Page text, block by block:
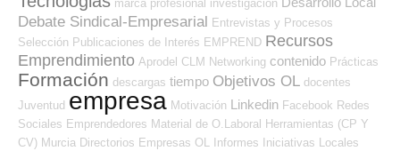
marca profesional investigación
Debate Sindical-Empresarial Entrevistas y Procesos
Selección Publicaciones de Interés EMPREND Recursos
Emprendimiento Aprodel CLM Networking contenido Prácticas
Formación descargas tiempo Objetivos OL docentes
Juventud empresa Motivación Linkedin Facebook Redes
Sociales Emprendedores Material de O.Laboral
Herramientas (CP Y
CV) Murcia Directorios Empresas OL Informes
Iniciativas Locales